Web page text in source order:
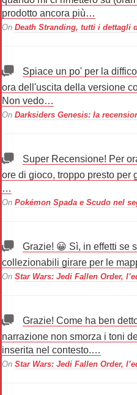
prodotto ancora più…
On Death Stranding, tutti i dettagli
Spiace un po' per la
ora dell'uscita della versione
Non vedo…
On Darksiders Genesis: la
Super Recensione! Per
ore di gioco, troppo presto per
…
On Pokémon Spada e Scudo nel
Grazie! 😀 Sì, in effetti se
collezionabili girare per le
On Star Wars: Jedi Fallen Order,
Grazie! Come ha ben
narrazione non smorza i toni
inserita nel contesto.…
On Star Wars: Jedi Fallen Order,